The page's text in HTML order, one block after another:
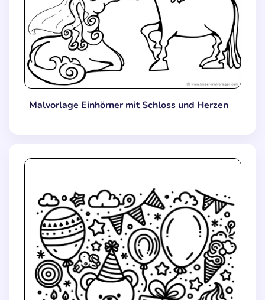
Malvorlage Einhörner mit Schloss und Herzen